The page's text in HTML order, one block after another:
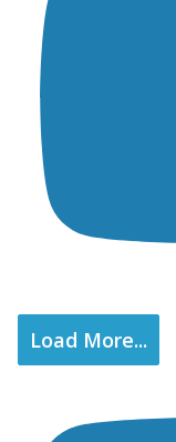
Load More...